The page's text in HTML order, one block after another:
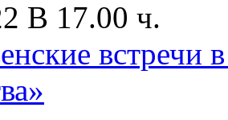
В 17.00 ч.
встречи